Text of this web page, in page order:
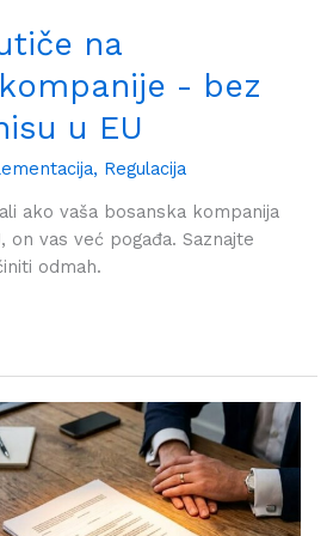
na
- bez
u EU
, Regulacija
ako vaša bosanska kompanija
on vas već pogađa. Saznajte
odmah.